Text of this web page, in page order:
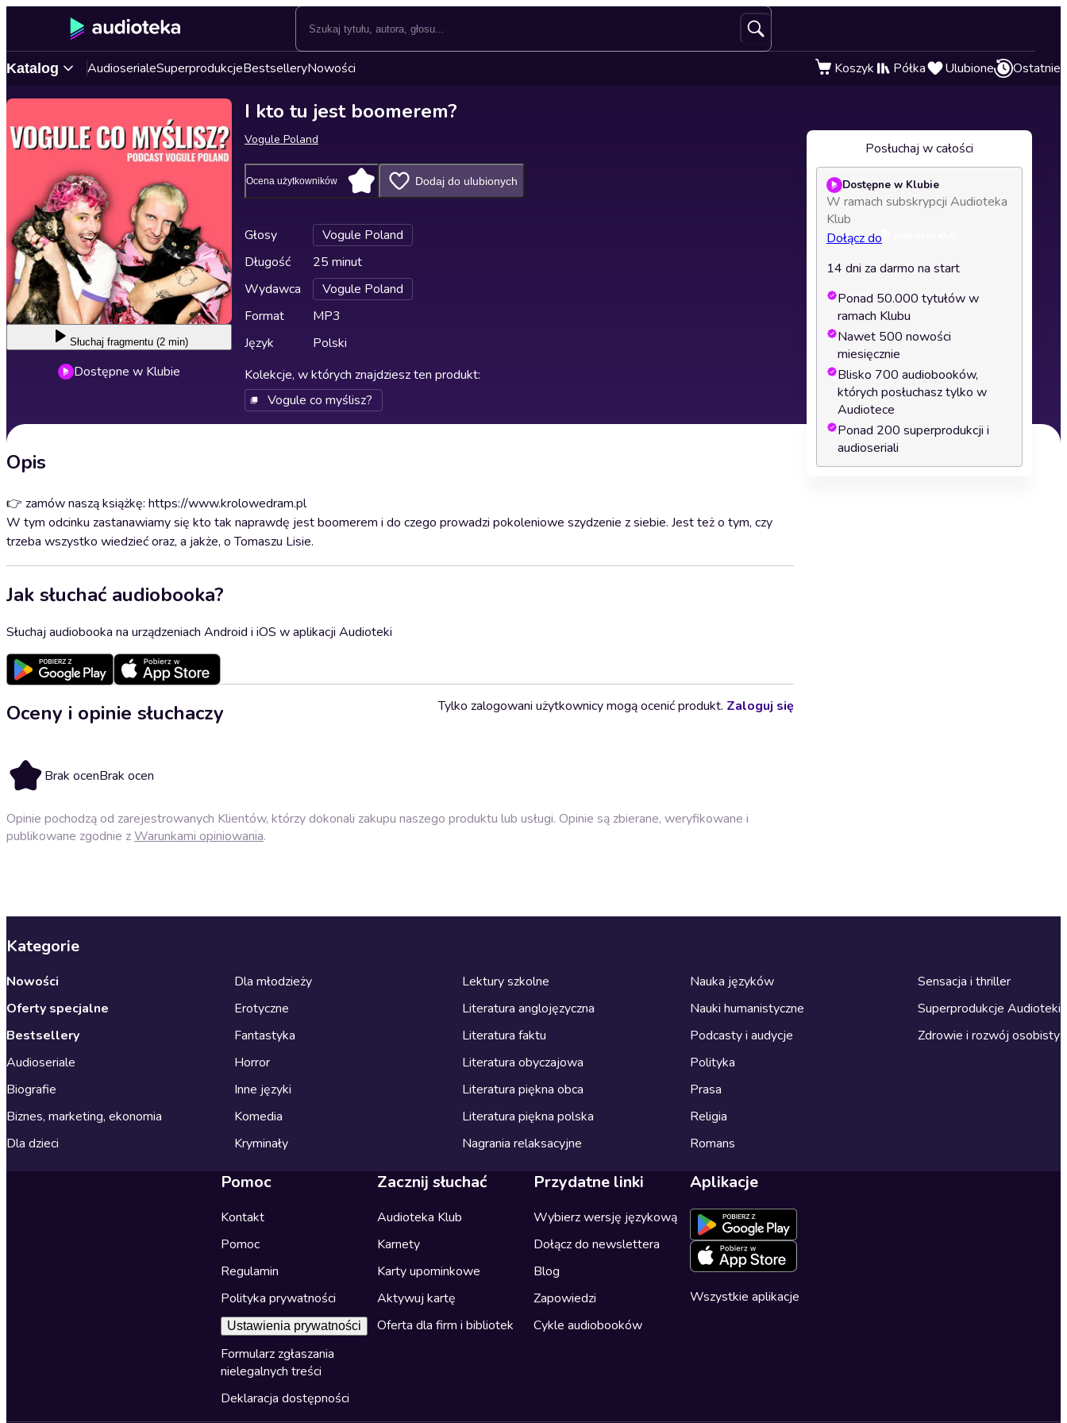
Katalog AudioserialeSuperprodukcjeBestselleryNowości Koszyk Półka Ulubione Ostatnie
Słuchaj fragmentu (2 min)
Dostępne w Klubie
I kto tu jest boomerem?
Vogule Poland
Ocena użytkowników Dodaj do ulubionych
Głosy
Vogule Poland
Długość
25 minut
Wydawca
Vogule Poland
Format
MP3
Język
Polski
Kolekcje, w których znajdziesz ten produkt:
Vogule co myślisz?
Opis
👉 zamów naszą książkę: https://www.krolowedram.pl
W tym odcinku zastanawiamy się kto tak naprawdę jest boomerem i do czego prowadzi pokoleniowe szydzenie z siebie. Jest też o tym, czy
trzeba wszystko wiedzieć oraz, a jakże, o Tomaszu Lisie.
Jak słuchać audiobooka?
Słuchaj audiobooka na urządzeniach Android i iOS w aplikacji Audioteki
Oceny i opinie słuchaczy
Brak ocenBrak ocen
Tylko zalogowani użytkownicy mogą ocenić produkt. Zaloguj się
Opinie pochodzą od zarejestrowanych Klientów, którzy dokonali zakupu naszego produktu lub usługi. Opinie są zbierane, weryfikowane i
publikowane zgodnie zWarunkami opiniowania.
Posłuchaj w całości
Dostępne w Klubie
W ramach subskrypcji Audioteka
Klub
Dołącz do
14 dni za darmo na start
Ponad 50.000 tytułów w
ramach Klubu
Nawet 500 nowości
miesięcznie
Blisko 700 audiobooków,
których posłuchasz tylko w
Audiotece
Ponad 200 superprodukcji i
audioseriali
Kategorie
Nowości
Oferty specjalne
Bestsellery
Audioseriale
Biografie
Biznes, marketing, ekonomia
Dla dzieci
Dla młodzieży
Erotyczne
Fantastyka
Horror
Inne języki
Komedia
Kryminały
Lektury szkolne
Literatura anglojęzyczna
Literatura faktu
Literatura obyczajowa
Literatura piękna obca
Literatura piękna polska
Nagrania relaksacyjne
Nauka języków
Nauki humanistyczne
Podcasty i audycje
Polityka
Prasa
Religia
Romans
Sensacja i thriller
Superprodukcje Audioteki
Zdrowie i rozwój osobisty
Pomoc
Kontakt
Pomoc
Regulamin
Polityka prywatności
Ustawienia prywatności
Formularz zgłaszania
nielegalnych treści
Deklaracja dostępności
Zacznij słuchać
Audioteka Klub
Karnety
Karty upominkowe
Aktywuj kartę
Oferta dla firm i bibliotek
Przydatne linki
Wybierz wersję językową
Dołącz do newslettera
Blog
Zapowiedzi
Cykle audiobooków
Aplikacje
Wszystkie aplikacje